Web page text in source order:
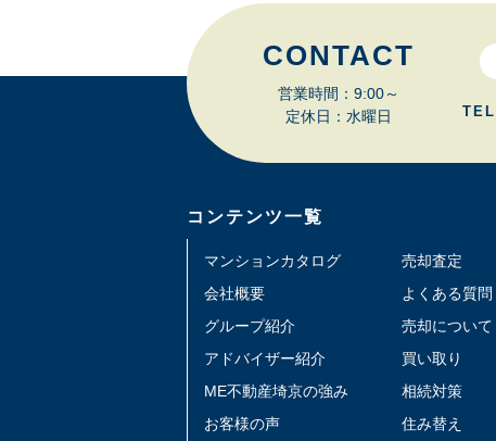
CONTACT
営業時間：9:00～
定休日：水曜日
TEL
コンテンツ一覧
マンションカタログ
会社概要
グループ紹介
アドバイザー紹介
ME不動産埼京の強み
お客様の声
売却査定
よくある質問
売却について
買い取り
相続対策
住み替え